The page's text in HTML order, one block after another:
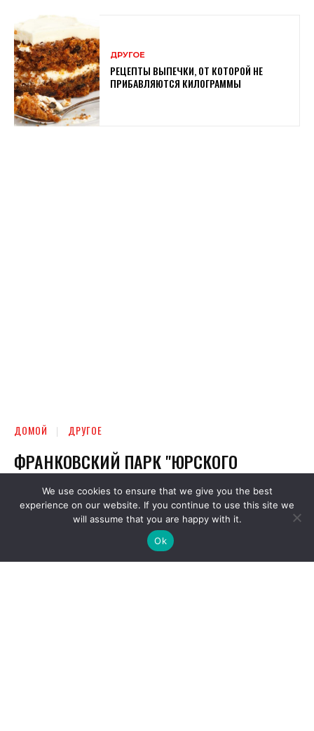
ДРУГОЕ
РЕЦЕПТЫ ВЫПЕЧКИ, ОТ КОТОРОЙ НЕ
ПРИБАВЛЯЮТСЯ КИЛОГРАММЫ
We use cookies to ensure that we give you the best
experience on our website. If you continue to use this site we
will assume that you are happy with it.
Ok